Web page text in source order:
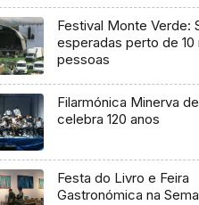
Festival Monte Verde:
esperadas perto de 10
pessoas
Filarmónica Minerva
celebra 120 anos
Festa do Livro e Feira
Gastronómica na